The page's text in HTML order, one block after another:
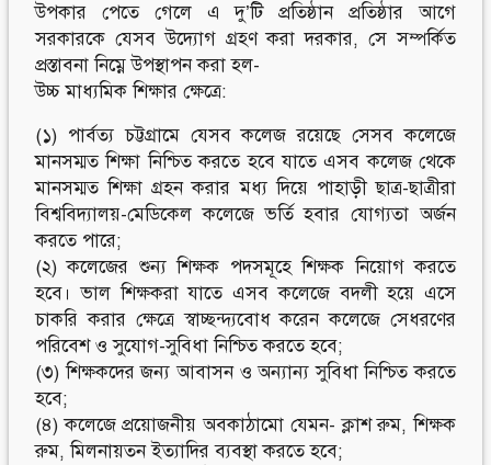
উপকার পেতে গেলে এ দু’টি প্রতিষ্ঠান প্রতিষ্ঠার আগে
সরকারকে যেসব উদ্যোগ গ্রহণ করা দরকার, সে সম্পর্কিত
প্রস্তাবনা নিম্নে উপস্থাপন করা হল-
উচ্চ মাধ্যমিক শিক্ষার ক্ষেত্রে:
(১) পার্বত্য চট্টগ্রামে যেসব কলেজ রয়েছে সেসব কলেজে
মানসম্মত শিক্ষা নিশ্চিত করতে হবে যাতে এসব কলেজ থেকে
মানসম্মত শিক্ষা গ্রহন করার মধ্য দিয়ে পাহাড়ী ছাত্র-ছাত্রীরা
বিশ্ববিদ্যালয়-মেডিকেল কলেজে ভর্তি হবার যোগ্যতা অর্জন
করতে পারে;
(২) কলেজের শুন্য শিক্ষক পদসমূহে শিক্ষক নিয়োগ করতে
হবে। ভাল শিক্ষকরা যাতে এসব কলেজে বদলী হয়ে এসে
চাকরি করার ক্ষেত্রে স্বাচ্ছন্দ্যবোধ করেন কলেজে সেধরণের
পরিবেশ ও সুযোগ-সুবিধা নিশ্চিত করতে হবে;
(৩) শিক্ষকদের জন্য আবাসন ও অন্যান্য সুবিধা নিশ্চিত করতে
হবে;
(৪) কলেজে প্রয়োজনীয় অবকাঠামো যেমন- ক্লাশ রুম, শিক্ষক
রুম, মিলনায়তন ইত্যাদির ব্যবস্থা করতে হবে;